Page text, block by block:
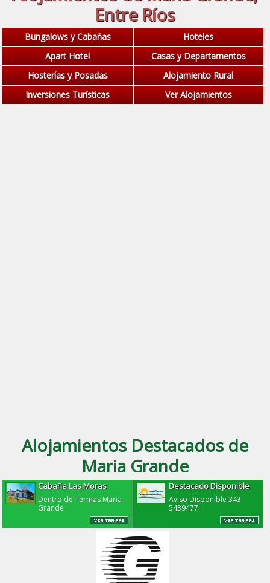
Entre Ríos
Bungalows y Cabañas
Hoteles
Apart Hotel
Casas y Departamentos
Hosterías y Posadas
Alojamiento Rural
Inversiones Turísticas
Ver Alojamientos
Alojamientos Destacados de
Maria Grande
Cabaña Las Moras
Dentro de Termas Maria
Grande
Destacado Disponible
Aviso Disponible 343
5439477.